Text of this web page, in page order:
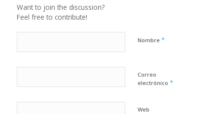
Want to join the discussion?
Feel free to contribute!
Nombre *
Correo
electrónico *
Web